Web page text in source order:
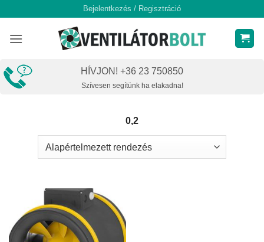
content
Bejelentkezés / Regisztráció
HÍVJON! +36 23 750850
Szívesen segítünk ha elakadna!
0,2